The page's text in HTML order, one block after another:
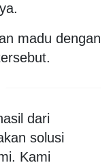
madu dengan
dari
solusi
Kami